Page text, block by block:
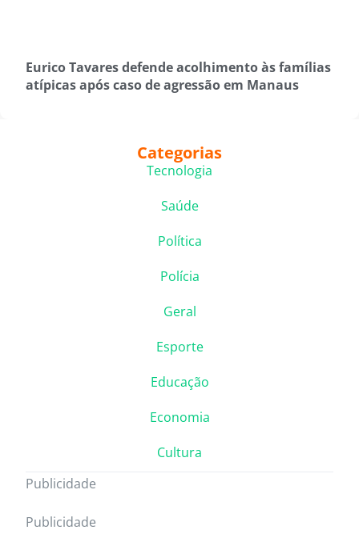
Eurico Tavares defende acolhimento às famílias
atípicas após caso de agressão em Manaus
Categorias
Tecnologia
Saúde
Política
Polícia
Geral
Esporte
Educação
Economia
Cultura
Publicidade
Publicidade